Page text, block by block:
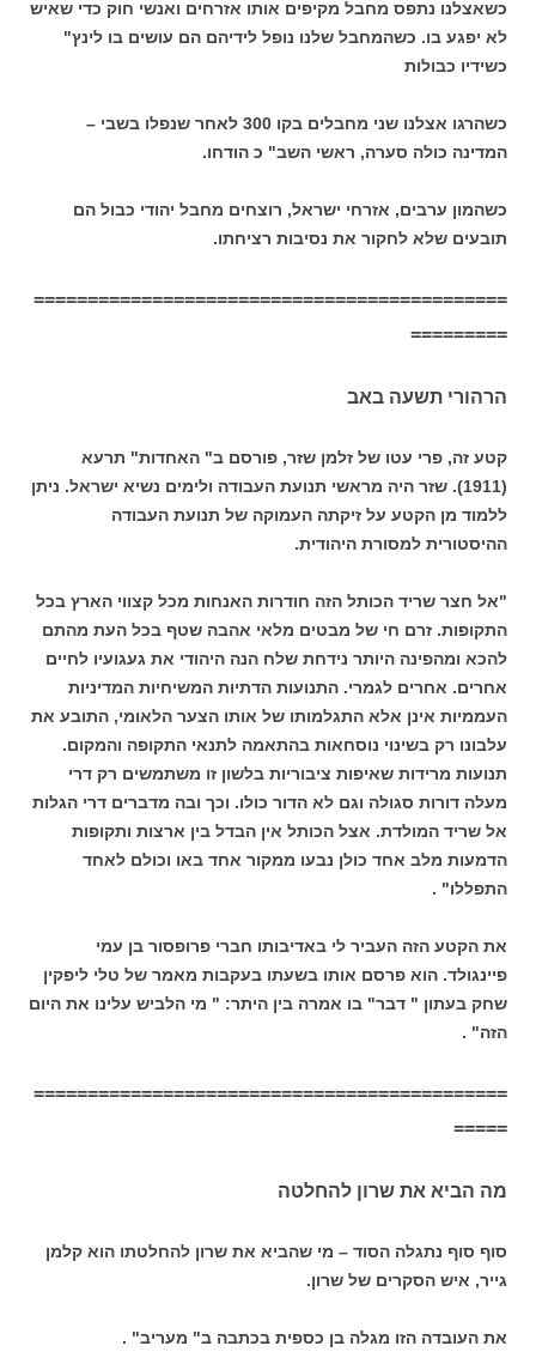
כשאצלנו נתפס מחבל מקיפים אותו אזרחים ואנשי חוק כדי שאיש
לא יפגע בו. כשהמחבל שלנו נופל לידיהם הם עושים בו לינץ"
כשידיו כבולות
כשהרגו אצלנו שני מחבלים בקו 300 לאחר שנפלו בשבי –
המדינה כולה סערה, ראשי השב" כ הודחו.
כשהמון ערבים, אזרחי ישראל, רוצחים מחבל יהודי כבול הם
תובעים שלא לחקור את נסיבות רציחתו.
============================================
=========
הרהורי תשעה באב
קטע זה, פרי עטו של זלמן שזר, פורסם ב" האחדות" תרעא
(1911). שזר היה מראשי תנועת העבודה ולימים נשיא ישראל. ניתן
ללמוד מן הקטע על זיקתה העמוקה של תנועת העבודה
ההיסטורית למסורת היהודית.
"אל חצר שריד הכותל הזה חודרות האנחות מכל קצווי הארץ בכל
התקופות. זרם חי של מבטים מלאי אהבה שטף בכל העת מהתם
להכא ומהפינה היותר נידחת שלח הנה היהודי את געגועיו לחיים
אחרים. אחרים לגמרי. התנועות הדתיות המשיחיות המדיניות
העממיות אינן אלא התגלמותו של אותו הצער הלאומי, התובע את
עלבונו רק בשינוי נוסחאות בהתאמה לתנאי התקופה והמקום.
תנועות מרידות שאיפות ציבוריות בלשון זו משתמשים רק דרי
מעלה דורות סגולה וגם לא הדור כולו. וכך ובה מדברים דרי הגלות
אל שריד המולדת. אצל הכותל אין הבדל בין ארצות ותקופות
הדמעות מלב אחד כולן נבעו ממקור אחד באו וכולם לאחד
התפללו" .
את הקטע הזה העביר לי באדיבותו חברי פרופסור בן עמי
פיינגולד. הוא פרסם אותו בשעתו בעקבות מאמר של טלי ליפקין
שחק בעתון " דבר" בו אמרה בין היתר: " מי הלביש עלינו את היום
הזה" .
============================================
=====
מה הביא את שרון להחלטה
סוף סוף נתגלה הסוד – מי שהביא את שרון להחלטתו הוא קלמן
גייר, איש הסקרים של שרון.
את העובדה הזו מגלה בן כספית בכתבה ב" מעריב" .